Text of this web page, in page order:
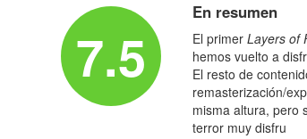
7.5
En resumen
El primerLayers of
hemos vuelto a
El resto de
remasterización/
misma altura, pero
terror muy disfru